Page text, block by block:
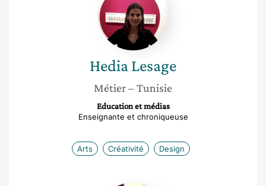
HediaLesage
Métier– Tunisie
Education et médias
Enseignante et chroniqueuse
Arts Créativité Design